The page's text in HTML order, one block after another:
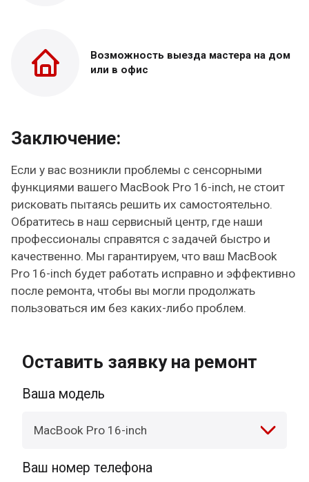
Возможность выезда мастера на дом
или в офис
Заключение:
Если у вас возникли проблемы с сенсорными
функциями вашего MacBook Pro 16-inch, не стоит
рисковать пытаясь решить их самостоятельно.
Обратитесь в наш сервисный центр, где наши
профессионалы справятся с задачей быстро и
качественно. Мы гарантируем, что ваш MacBook
Pro 16-inch будет работать исправно и эффективно
после ремонта, чтобы вы могли продолжать
пользоваться им без каких-либо проблем.
Оставить заявку на ремонт
Ваша модель
MacBook Pro 16-inch
Ваш номер телефона